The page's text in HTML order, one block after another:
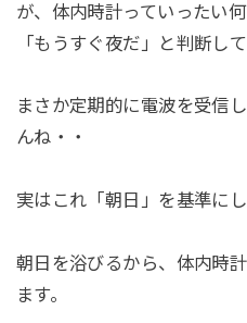
が、体内時計っていったい
「もうすぐ夜だ」と判断し
まさか定期的に電波を受信
んね・・
実はこれ「朝日」を基準にし
朝日を浴びるから、体内時
ます。